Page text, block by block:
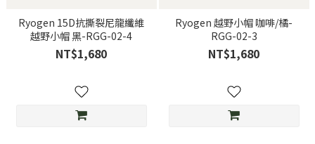
Ryogen 15D抗撕裂尼龍纖維
越野小帽 黑-RGG-02-4
NT$1,680
Ryogen 越野小帽 咖啡/橘-
RGG-02-3
NT$1,680